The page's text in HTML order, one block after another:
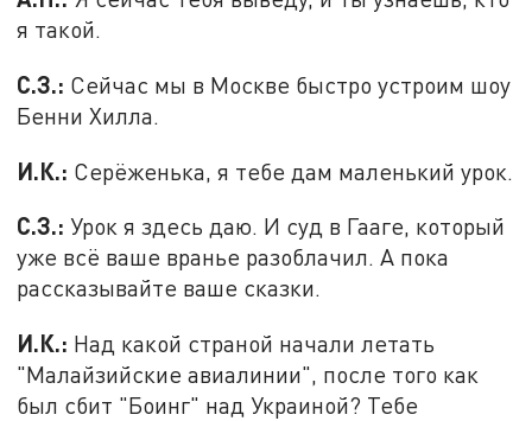
я такой.
С.З.: Сейчас мы в Москве быстро устроим шоу
Бенни Хилла.
И.К.: Серёженька, я тебе дам маленький урок.
С.З.: Урок я здесь даю. И суд в Гааге, который
уже всё ваше вранье разоблачил. А пока
рассказывайте ваше сказки.
И.К.: Над какой страной начали летать
"Малайзийские авиалинии", после того как
был сбит "Боинг" над Украиной? Тебе